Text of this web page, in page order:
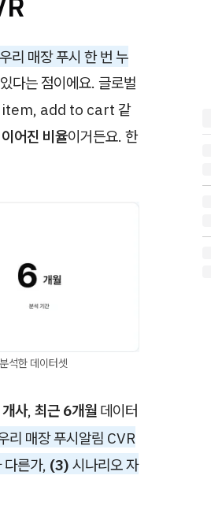
리 매장 푸시 한 번 누
다는 점이에요. 글로벌
item, add to cart 같
어진 비율이거든요. 한
석한 데이터셋
사, 최근 6개월 데이터
리 매장 푸시알림 CVR
른가, (3) 시나리오 자